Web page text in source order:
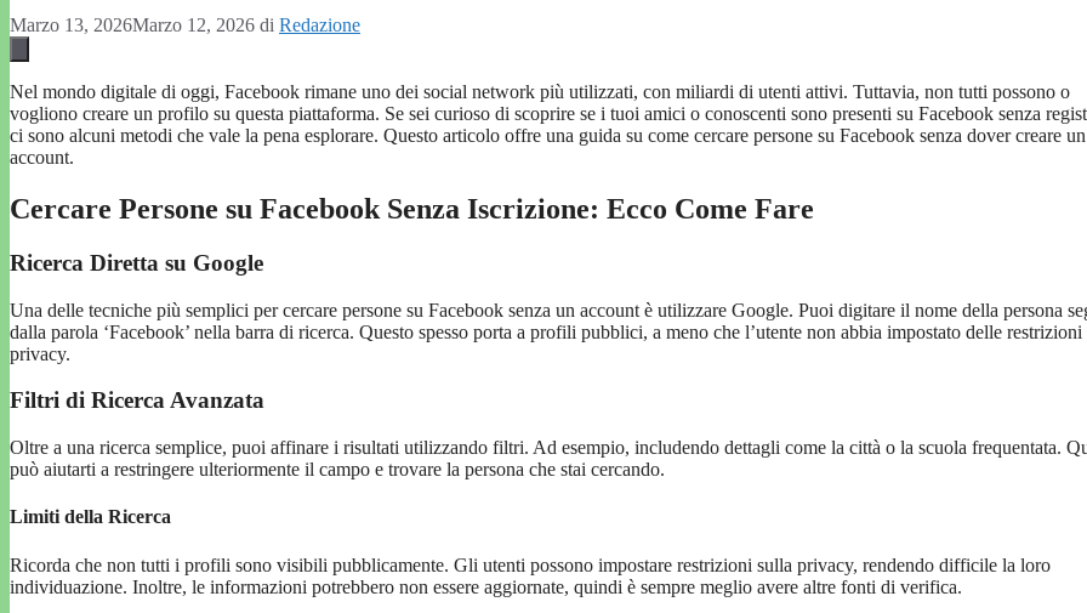
Marzo 13, 2026Marzo 12, 2026 di Redazione
Nel mondo digitale di oggi, Facebook rimane uno dei social network più utilizzati, con miliardi di utenti attivi. Tuttavia, non tutti possono o
vogliono creare un profilo su questa piattaforma. Se sei curioso di scoprire se i tuoi amici o conoscenti sono presenti su Facebook senza
ci sono alcuni metodi che vale la pena esplorare. Questo articolo offre una guida su come cercare persone su Facebook senza dover creare un
account.
Cercare Persone su Facebook Senza Iscrizione: Ecco Come Fare
Ricerca Diretta su Google
Una delle tecniche più semplici per cercare persone su Facebook senza un account è utilizzare Google. Puoi digitare il nome della persona
dalla parola ‘Facebook’ nella barra di ricerca. Questo spesso porta a profili pubblici, a meno che l’utente non abbia impostato delle restrizioni
privacy.
Filtri di Ricerca Avanzata
Oltre a una ricerca semplice, puoi affinare i risultati utilizzando filtri. Ad esempio, includendo dettagli come la città o la scuola frequentata.
può aiutarti a restringere ulteriormente il campo e trovare la persona che stai cercando.
Limiti della Ricerca
Ricorda che non tutti i profili sono visibili pubblicamente. Gli utenti possono impostare restrizioni sulla privacy, rendendo difficile la loro
individuazione. Inoltre, le informazioni potrebbero non essere aggiornate, quindi è sempre meglio avere altre fonti di verifica.